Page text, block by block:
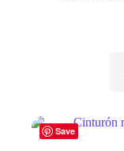
Save